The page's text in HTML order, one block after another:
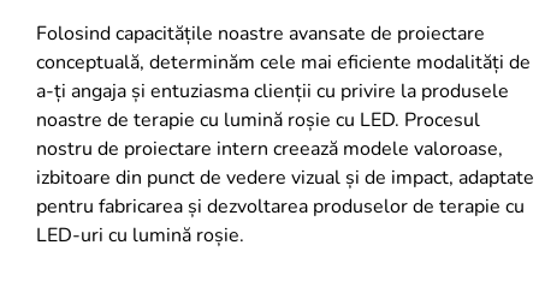
Folosind capacitățile noastre avansate de proiectare
conceptuală, determinăm cele mai eficiente modalități de
a-ți angaja și entuziasma clienții cu privire la produsele
noastre de terapie cu lumină roșie cu LED. Procesul
nostru de proiectare intern creează modele valoroase,
izbitoare din punct de vedere vizual și de impact, adaptate
pentru fabricarea și dezvoltarea produselor de terapie cu
LED-uri cu lumină roșie.